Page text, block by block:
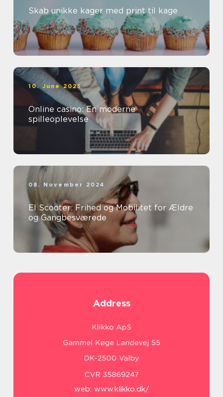
Skab unikke kager med print til kage
10. June 2025
Online casino: En moderne
spilleoplevelse
08. November 2024
El Scooter: Frihed og Mobilitet for Ældre
og Gangbesværede
Address
web: www.klikko.dk/